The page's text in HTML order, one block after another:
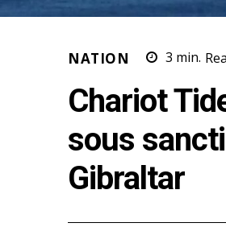
NATION 3 min.
Chariot
sous
Gibraltar